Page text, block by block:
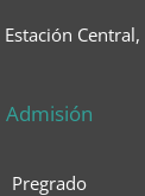
Estación
Admisión
Pregrado